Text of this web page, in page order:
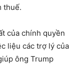
thuế.
của chính quyền
liệu các trợ lý của
ông Trump